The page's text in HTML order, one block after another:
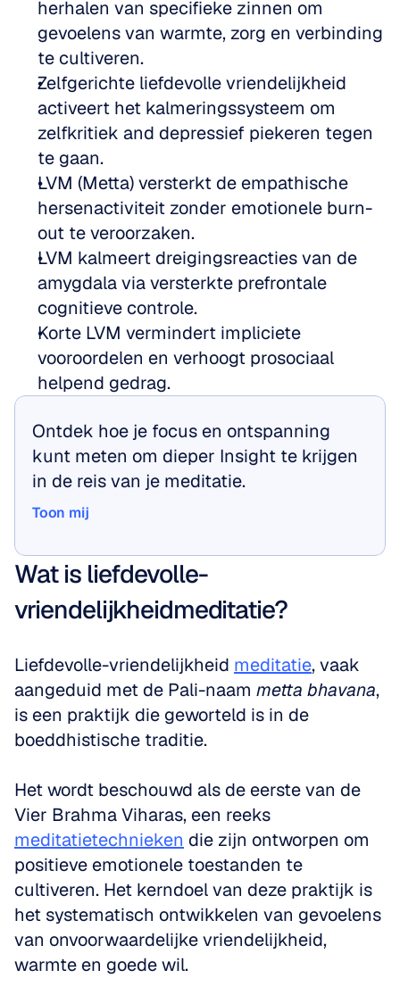
herhalen van specifieke zinnen om
gevoelens van warmte, zorg en verbinding
te cultiveren.
Zelfgerichte liefdevolle vriendelijkheid
activeert het kalmeringssysteem om
zelfkritiek and depressief piekeren tegen
te gaan.
LVM (Metta) versterkt de empathische
hersenactiviteit zonder emotionele burn-
out te veroorzaken.
LVM kalmeert dreigingsreacties van de
amygdala via versterkte prefrontale
cognitieve controle.
Korte LVM vermindert impliciete
vooroordelen en verhoogt prosociaal
helpend gedrag.
Ontdek hoe je focus en ontspanning
kunt meten om dieper Insight te krijgen
in de reis van je meditatie.
Toon mij
Wat is liefdevolle-
vriendelijkheidmeditatie?
Liefdevolle-vriendelijkheid meditatie, vaak
aangeduid met de Pali-naam metta bhavana,
is een praktijk die geworteld is in de
boeddhistische traditie.
Het wordt beschouwd als de eerste van de
meditatietechnieken die zijn ontworpen om
positieve emotionele toestanden te
cultiveren. Het kerndoel van deze praktijk is
het systematisch ontwikkelen van gevoelens
van onvoorwaardelijke vriendelijkheid,
warmte en goede wil.